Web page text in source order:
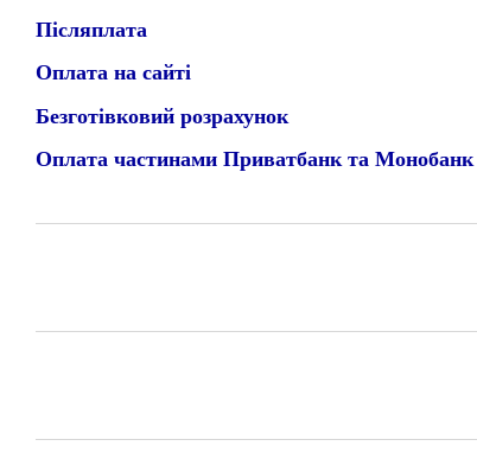
Післяплата
Оплата на сайті
Безготівковий розрахунок
Оплата частинами Приватбанк та Монобанк